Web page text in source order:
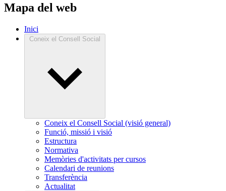
Mapa del web
Inici
Coneix el Consell Social
Coneix el Consell Social (visió general)
Funció, missió i visió
Estructura
Normativa
Memòries d'activitats per cursos
Calendari de reunions
Transferència
Actualitat